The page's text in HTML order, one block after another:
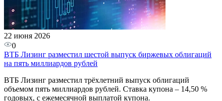
22 июня 2026
0
ВТБ Лизинг разместил шестой выпуск биржевых облигаций
на пять миллиардов рублей
ВТБ Лизинг разместил трёхлетний выпуск облигаций
объемом пять миллиардов рублей. Ставка купона – 14,50 %
годовых, с ежемесячной выплатой купона.